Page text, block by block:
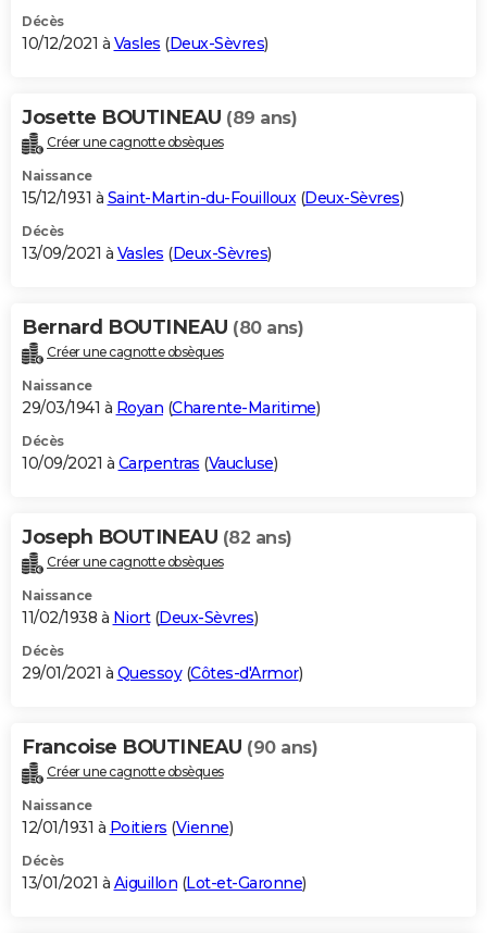
Décès
10/12/2021 à Vasles (Deux-Sèvres)
Josette BOUTINEAU (89 ans)
Créer une cagnotte obsèques
Naissance
15/12/1931 à Saint-Martin-du-Fouilloux(Deux-Sèvres)
Décès
13/09/2021 à Vasles (Deux-Sèvres)
Bernard BOUTINEAU (80 ans)
Créer une cagnotte obsèques
Naissance
29/03/1941 à Royan (Charente-Maritime)
Décès
10/09/2021 à Carpentras (Vaucluse)
Joseph BOUTINEAU (82 ans)
Créer une cagnotte obsèques
Naissance
11/02/1938 à Niort(Deux-Sèvres)
Décès
29/01/2021 à Quessoy(Côtes-d'Armor)
Francoise BOUTINEAU (90 ans)
Créer une cagnotte obsèques
Naissance
12/01/1931 à Poitiers (Vienne)
Décès
13/01/2021 à Aiguillon (Lot-et-Garonne)